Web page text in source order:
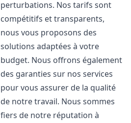
perturbations. Nos tarifs sont
compétitifs et transparents,
nous vous proposons des
solutions adaptées à votre
budget. Nous offrons également
des garanties sur nos services
pour vous assurer de la qualité
de notre travail. Nous sommes
fiers de notre réputation à